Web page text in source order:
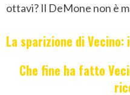
ottavi? Il DeMone non è
La sparizione di
Che fine ha fatto